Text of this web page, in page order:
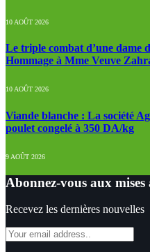
10 AOÛT 2026
Le triple combat d’une dame
Hommage à Mme Veuve
10 AOÛT 2026
Viande blanche : La société
poulet congelé à 350 DA/kg
9 AOÛT 2026
Abonnez-vous aux
Recevez les dernières nouvelles